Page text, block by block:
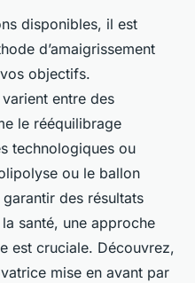
disponibles, il est
d’amaigrissement
objectifs.
entre des
le rééquilibrage
technologiques ou
ou le ballon
des résultats
santé, une approche
est cruciale. Découvrez,
mise en avant par